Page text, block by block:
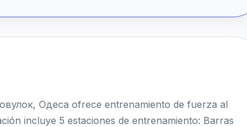
Одеса ofrece entrenamiento de fuerza al
incluye 5 estaciones de entrenamiento: Barras